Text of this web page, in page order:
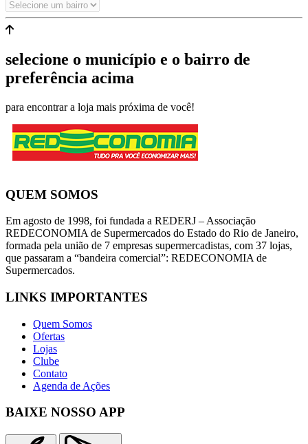
selecione o município e o bairro de
preferência acima
para encontrar a loja mais próxima de você!
QUEM SOMOS
Em agosto de 1998, foi fundada a REDERJ – Associação
REDECONOMIA de Supermercados do Estado do Rio de Janeiro,
formada pela união de 7 empresas supermercadistas, com 37 lojas,
que passaram a “bandeira comercial”: REDECONOMIA de
Supermercados.
LINKS IMPORTANTES
Quem Somos
Ofertas
Lojas
Clube
Contato
Agenda de Ações
BAIXE NOSSO APP